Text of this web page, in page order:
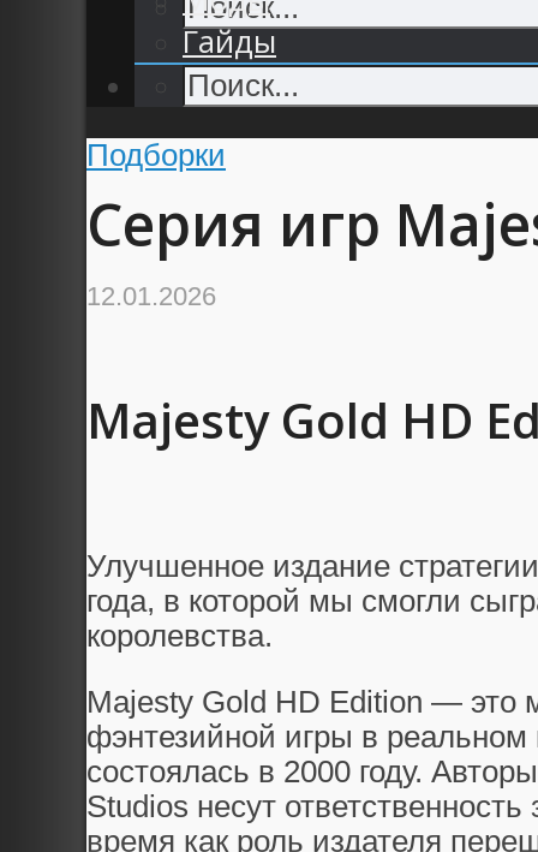
Гайды
Подборки
Серия игр
12.01.2026
Majesty Gold HD
Улучшенное издание
года, в которой мы смогли
королевства.
Majesty Gold HD Edition — это
фэнтезийной игры в
состоялась в 2000 году.
Studios несут
время как роль издателя